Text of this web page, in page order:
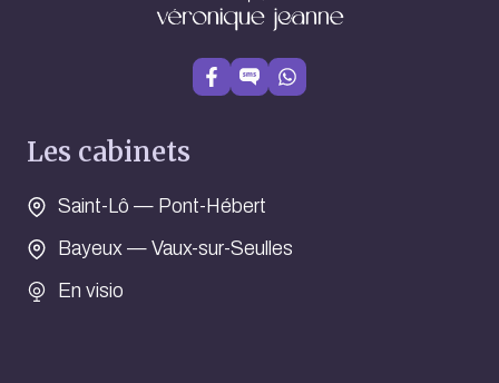
Les cabinets
Saint-Lô — Pont-Hébert
Bayeux — Vaux-sur-Seulles
En visio